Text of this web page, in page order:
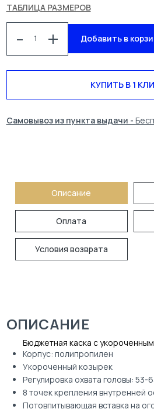
КАТАЛОГ
БЛОГ
ТАБЛИЦА РАЗМЕРОВ
- + Добавить в
КУПИТЬ В 1
Самовывоз из пункта выдачи -
Описание
Оплата
Условия возврата
ОПИСАНИЕ
Бюджетная каска с
Корпус: полипропилен
Укороченный козырек
Регулировка охвата головы: 53-
8 точек крепления внутренней
Потовпитывающая вставка на